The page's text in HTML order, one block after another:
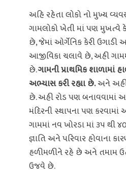
અહિ રહેતા લોકો નો મુખ્ય
ગામલોકો ખેતી માં પણ મુખત્વે
છે, જેમાં ઓર્ગેનિક કેરી ઉગાડી
આજીવિકા ચલાવે છે, અહી
છે.ગામની પ્રાથમિક શાળામાં
અભ્યાસ કરી રહ્યા છે.અને અહી
છે. અહી રોડ પણ બનાવવામાં
મંદિરની સ્થાપના પણ
ગામમાં નવ ખોરડા માં ૩૫ થી
જ્ઞાતિ અને પરિવાર હોવાના
હળીમળીને રહે છે અને તમામ
ઉજવે છે.